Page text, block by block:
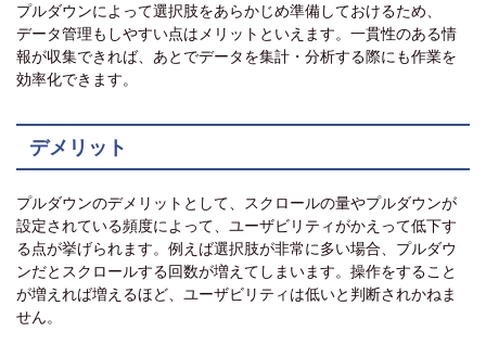
プルダウンによって選択肢をあらかじめ準備しておけるため、
データ管理もしやすい点はメリットといえます。一貫性のある情
報が収集できれば、あとでデータを集計・分析する際にも作業を
効率化できます。
デメリット
プルダウンのデメリットとして、スクロールの量やプルダウンが
設定されている頻度によって、ユーザビリティがかえって低下す
る点が挙げられます。例えば選択肢が非常に多い場合、プルダウ
ンだとスクロールする回数が増えてしまいます。操作をすること
が増えれば増えるほど、ユーザビリティは低いと判断されかねま
せん。